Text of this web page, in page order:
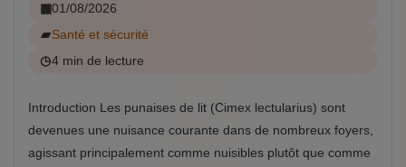
01/08/2026
Santé et sécurité
4 min de lecture
Introduction Les punaises de lit (Cimex lectularius) sont
devenues une nuisance courante dans de nombreux foyers,
agissant principalement comme nuisibles plutôt que comme